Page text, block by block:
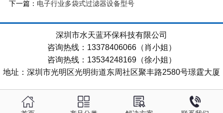
下一篇： 电子行业多袋式过滤器设备型号
深圳市水天蓝环保科技有限公司
咨询热线：13378406066（肖小姐）
咨询热线：13534248169（徐小姐）
地址：深圳市光明区光明街道东周社区聚丰路2580号璟霆大厦